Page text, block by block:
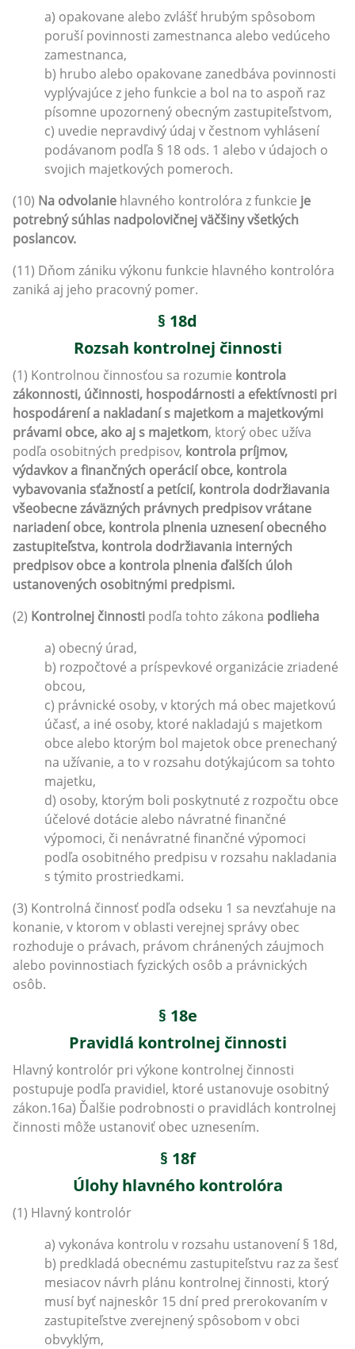
a) opakovane alebo zvlášť hrubým spôsobom
poruší povinnosti zamestnanca alebo vedúceho
zamestnanca,
b) hrubo alebo opakovane zanedbáva povinnosti
vyplývajúce z jeho funkcie a bol na to aspoň raz
písomne upozornený obecným zastupiteľstvom,
c) uvedie nepravdivý údaj v čestnom vyhlásení
podávanom podľa § 18 ods. 1 alebo v údajoch o
svojich majetkových pomeroch.
(10) Na odvolanie hlavného kontrolóra z funkcie je
potrebný súhlas nadpolovičnej väčšiny všetkých
poslancov.
(11) Dňom zániku výkonu funkcie hlavného kontrolóra
zaniká aj jeho pracovný pomer.
§ 18d
Rozsah kontrolnej činnosti
(1) Kontrolnou činnosťou sa rozumie kontrola
zákonnosti, účinnosti, hospodárnosti a efektívnosti pri
hospodárení a nakladaní s majetkom a majetkovými
právami obce, ako aj s majetkom, ktorý obec užíva
podľa osobitných predpisov, kontrola príjmov,
výdavkov a finančných operácií obce, kontrola
vybavovania sťažností a petícií, kontrola dodržiavania
všeobecne záväzných právnych predpisov vrátane
nariadení obce, kontrola plnenia uznesení obecného
zastupiteľstva, kontrola dodržiavania interných
predpisov obce a kontrola plnenia ďalších úloh
ustanovených osobitnými predpismi.
(2) Kontrolnej činnosti podľa tohto zákona podlieha
a) obecný úrad,
b) rozpočtové a príspevkové organizácie zriadené
obcou,
c) právnické osoby, v ktorých má obec majetkovú
účasť, a iné osoby, ktoré nakladajú s majetkom
obce alebo ktorým bol majetok obce prenechaný
na užívanie, a to v rozsahu dotýkajúcom sa tohto
majetku,
d) osoby, ktorým boli poskytnuté z rozpočtu obce
účelové dotácie alebo návratné finančné
výpomoci, či nenávratné finančné výpomoci
podľa osobitného predpisu v rozsahu nakladania
s týmito prostriedkami.
(3) Kontrolná činnosť podľa odseku 1 sa nevzťahuje na
konanie, v ktorom v oblasti verejnej správy obec
rozhoduje o právach, právom chránených záujmoch
alebo povinnostiach fyzických osôb a právnických
osôb.
§ 18e
Pravidlá kontrolnej činnosti
Hlavný kontrolór pri výkone kontrolnej činnosti
postupuje podľa pravidiel, ktoré ustanovuje osobitný
zákon.16a) Ďalšie podrobnosti o pravidlách kontrolnej
činnosti môže ustanoviť obec uznesením.
§ 18f
Úlohy hlavného kontrolóra
(1) Hlavný kontrolór
a) vykonáva kontrolu v rozsahu ustanovení § 18d,
b) predkladá obecnému zastupiteľstvu raz za šesť
mesiacov návrh plánu kontrolnej činnosti, ktorý
musí byť najneskôr 15 dní pred prerokovaním v
zastupiteľstve zverejnený spôsobom v obci
obvyklým,